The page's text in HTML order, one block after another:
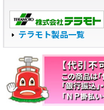
テラモト製品一覧